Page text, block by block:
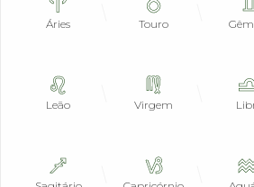
Áries Touro
Leão Virgem